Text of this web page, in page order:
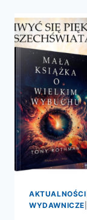
AKTUALNOŚCI
WYDAWNICZE